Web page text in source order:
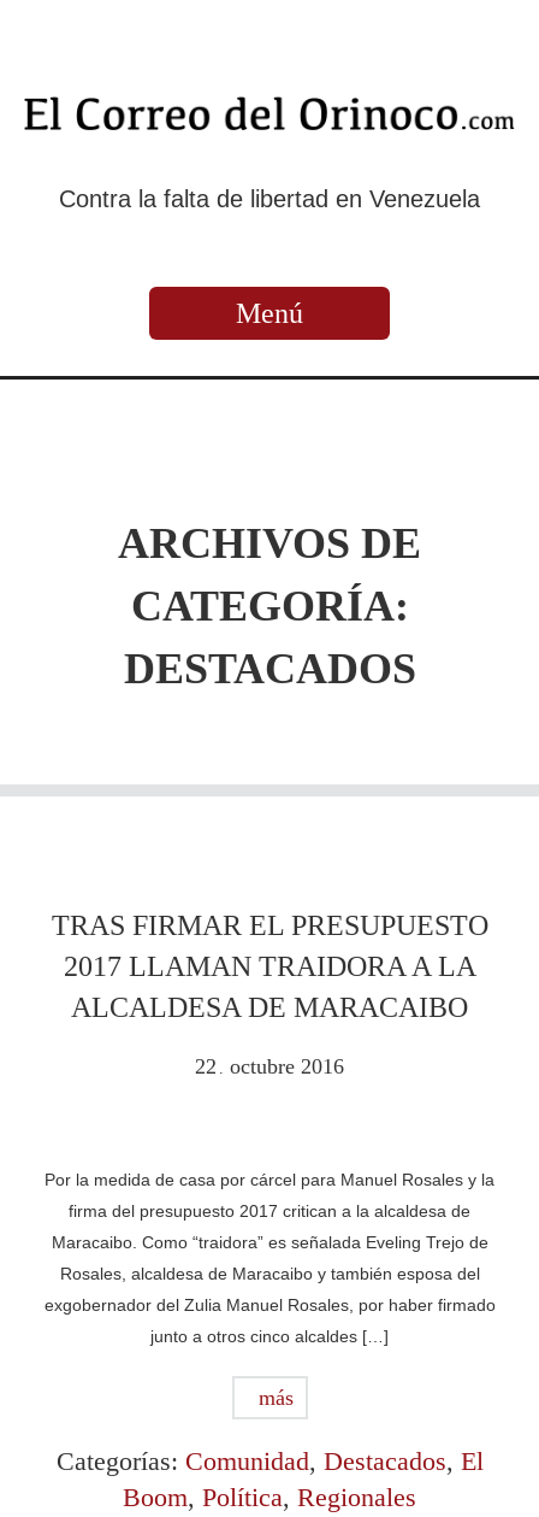
Contra la falta de libertad en Venezuela
Menú
ARCHIVOS DE
CATEGORÍA:
DESTACADOS
TRAS FIRMAR EL PRESUPUESTO
2017 LLAMAN TRAIDORA A LA
ALCALDESA DE MARACAIBO
22 . octubre 2016
Por la medida de casa por cárcel para Manuel Rosales y la
firma del presupuesto 2017 critican a la alcaldesa de
Maracaibo. Como “traidora” es señalada Eveling Trejo de
Rosales, alcaldesa de Maracaibo y también esposa del
exgobernador del Zulia Manuel Rosales, por haber firmado
junto a otros cinco alcaldes […]
más
Categorías: Comunidad, Destacados, El
Boom, Política, Regionales